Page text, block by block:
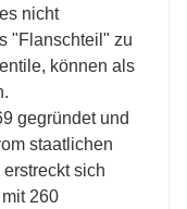
nicht
"Flanschteil" zu
können als
gegründet und
staatlichen
sich
260